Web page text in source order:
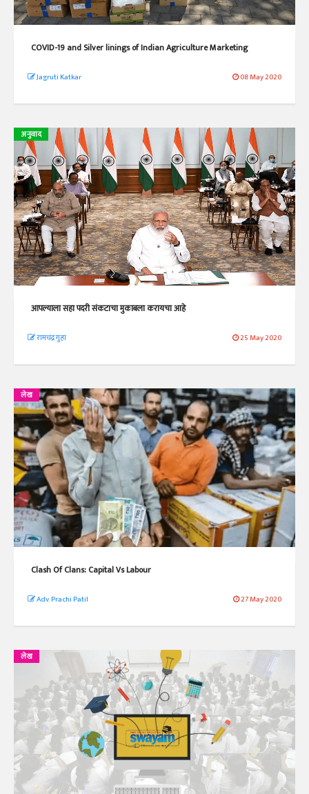
COVID-19 and Silver linings of Indian Agriculture Marketing
Jagruti Katkar 08 May 2020
अनुवाद
आपल्याला सहा पदरी संकटाचा मुकाबला करायचा आहे
रामचंद्र गुहा 25 May 2020
लेख
Clash Of Clans: Capital Vs Labour
Adv. Prachi Patil 27 May 2020
लेख